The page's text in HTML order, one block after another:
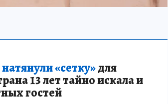
«сетку»для
13 лет тайно искала и
гостей